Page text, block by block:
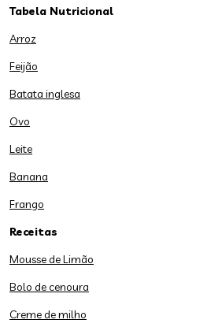
Tabela Nutricional
Arroz
Feijão
Batata inglesa
Ovo
Leite
Banana
Frango
Receitas
Mousse de Limão
Bolo de cenoura
Creme de milho